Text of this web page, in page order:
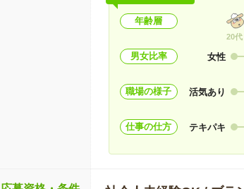
年齢層
20代
男女比率 女性
職場の様子 活気あり
仕事の仕方 テキパキ